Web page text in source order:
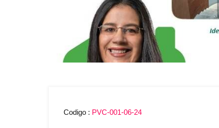
Codigo : PVC-001-06-24